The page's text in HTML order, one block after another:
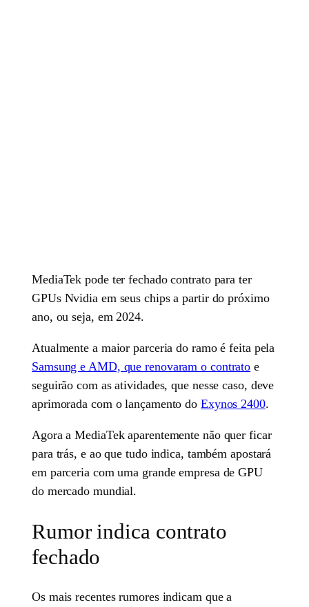
MediaTek pode ter fechado contrato para ter
GPUs Nvidia em seus chips a partir do próximo
ano, ou seja, em 2024.
Atualmente a maior parceria do ramo é feita pela
Samsung e AMD, que renovaram o contrato e
seguirão com as atividades, que nesse caso, deve
aprimorada com o lançamento do Exynos 2400.
Agora a MediaTek aparentemente não quer ficar
para trás, e ao que tudo indica, também apostará
em parceria com uma grande empresa de GPU
do mercado mundial.
Rumor indica contrato
fechado
Os mais recentes rumores indicam que a